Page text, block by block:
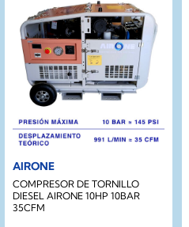
AIRONE
COMPRESOR DE TORNILLO
DIESEL AIRONE 10HP 10BAR
35CFM